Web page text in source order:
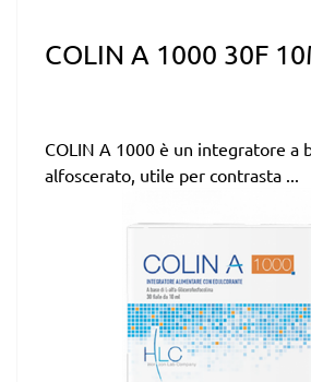
COLIN A 1000 30F
COLIN A 1000 è un integratore a
alfoscerato, utile per contrasta ...